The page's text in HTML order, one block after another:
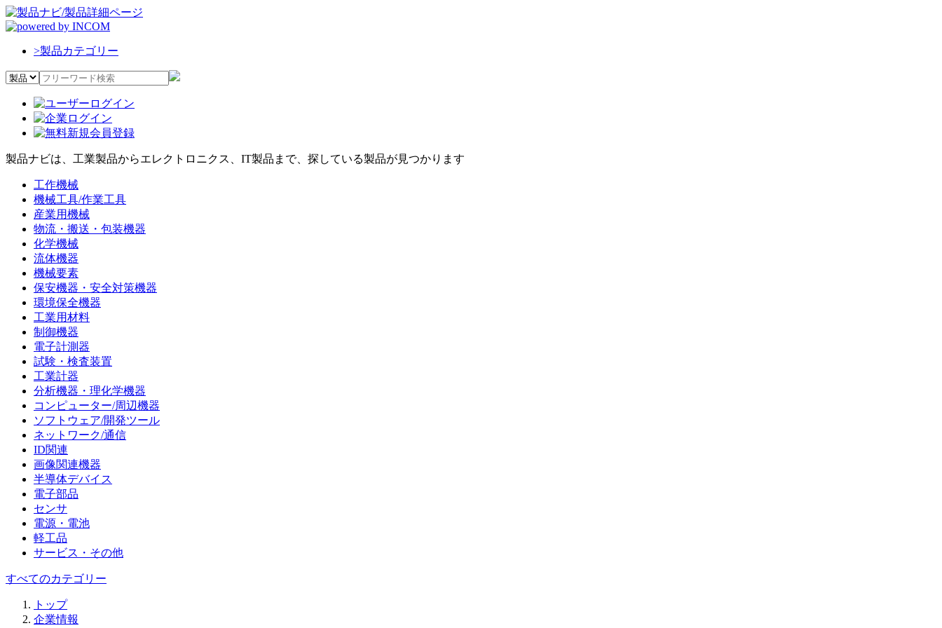
>製品カテゴリー
製品ナビは、工業製品からエレクトロニクス、IT製品まで、探している製品が見つかります
工作機械
機械工具/作業工具
産業用機械
物流・搬送・包装機器
化学機械
流体機器
機械要素
保安機器・安全対策機器
環境保全機器
工業用材料
制御機器
電子計測器
試験・検査装置
工業計器
分析機器・理化学機器
コンピューター/周辺機器
ソフトウェア/開発ツール
ネットワーク/通信
ID関連
画像関連機器
半導体デバイス
電子部品
センサ
電源・電池
軽工品
サービス・その他
すべてのカテゴリー
トップ
企業情報